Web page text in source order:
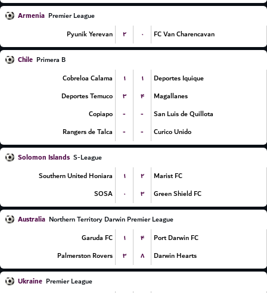
Armenia Premier League
Pyunik Yerevan
۲ ۰ FC Van Charencavan
Chile Primera B
Cobreloa Calama
۱ ۱
Deportes Iquique
Deportes Temuco
۳ ۴
Magallanes
Copiapo
- -
San Luis de Quillota
Rangers de Talca
- - Curico Unido
Solomon Islands S-League
Southern United Honiara
۱ ۲
Marist FC
SOSA
۰ ۳ Green Shield FC
Australia Northern Territory Darwin Premier League
Garuda FC
۱ ۴
Port Darwin FC
Palmerston Rovers
۳ ۸ Darwin Hearts
Ukraine Premier League